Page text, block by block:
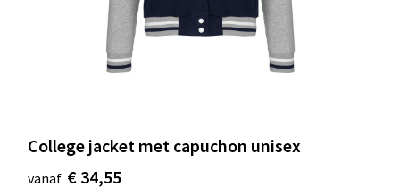
College jacket met capuchon unisex
vanaf € 34,55